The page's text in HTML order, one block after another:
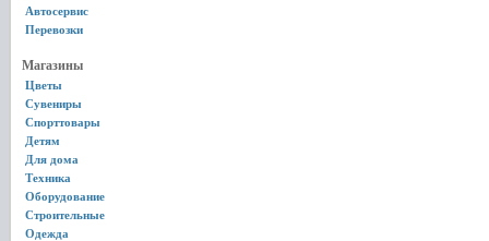
Автосервис
Перевозки
Магазины
Цветы
Сувениры
Спорттовары
Детям
Для дома
Техника
Оборудование
Строительные
Одежда